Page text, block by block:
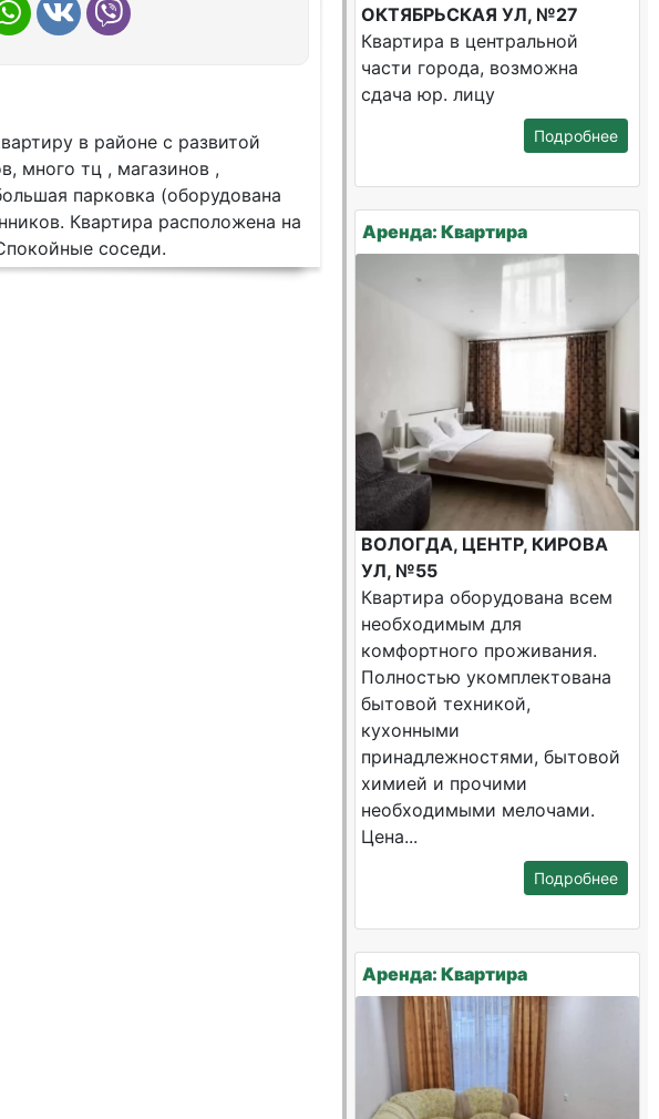
в районе с развитой
много тц , магазинов ,
парковка (оборудована
Квартира расположена на
соседи.
ОКТЯБРЬСКАЯ УЛ, №27
Квартира в центральной
части города, возможна
сдача юр. лицу
Подробнее
Аренда: Квартира
ВОЛОГДА, ЦЕНТР, КИРОВА
УЛ, №55
Квартира оборудована всем
необходимым для
комфортного проживания.
Полностью укомплектована
бытовой техникой,
кухонными
принадлежностями, бытовой
химией и прочими
необходимыми мелочами.
Цена...
Подробнее
Аренда: Квартира